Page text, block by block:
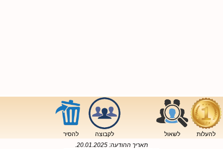
להעלות לשאול לקבוצה
להסיר
תאריך ההודעה: 20.01.2025
.